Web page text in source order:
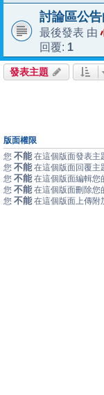
討論區公
最後發表 由
回覆: 1
發表主題
版面權限
您 不能 在這個版面發表主
您 不能 在這個版面回覆主
您 不能 在這個版面編輯您
您 不能 在這個版面刪除您
您 不能 在這個版面上傳附